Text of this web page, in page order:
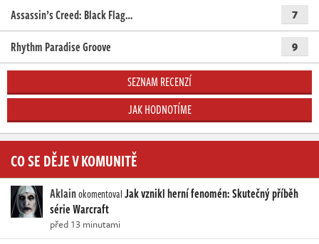
Assassin’s Creed: Black Flag… 7
Rhythm Paradise Groove 9
SEZNAM RECENZÍ
JAK HODNOTÍME
CO SE DĚJE V KOMUNITĚ
AklainokomentovalJak vznikl herní fenomén: Skutečný příběh
série Warcraft
před 13 minutami